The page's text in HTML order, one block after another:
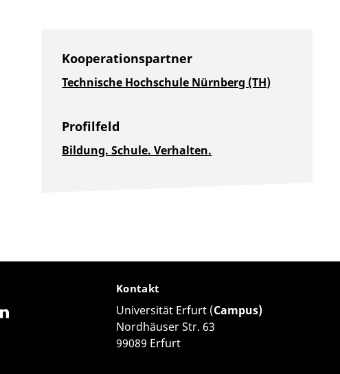
Kooperationspartner
Technische Hochschule Nürnberg (TH)
Profilfeld
Bildung. Schule. Verhalten.
Kontakt
Universität Erfurt (Campus)
Nordhäuser Str. 63
99089 Erfurt